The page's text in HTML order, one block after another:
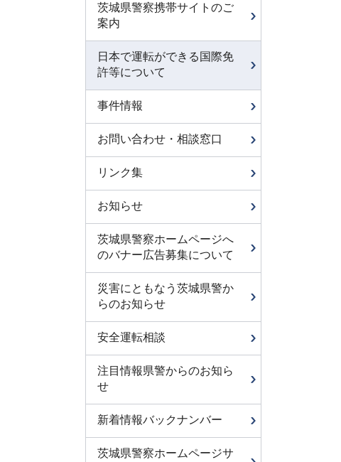
茨城県警察携帯サイトのご
案内
日本で運転ができる国際免
許等について
事件情報
お問い合わせ・相談窓口
リンク集
お知らせ
茨城県警察ホームページへ
のバナー広告募集について
災害にともなう茨城県警か
らのお知らせ
安全運転相談
注目情報県警からのお知ら
せ
新着情報バックナンバー
茨城県警察ホームページサ